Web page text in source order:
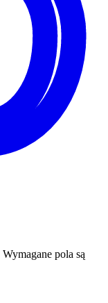
Wymagane pola są